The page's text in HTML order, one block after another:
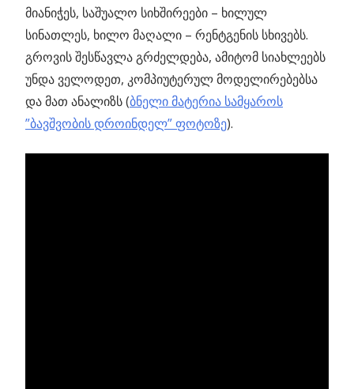
მიანიჭეს, საშუალო სიხშირეები – ხილულ
სინათლეს, ხილო მაღალი – რენტგენის სხივებს.
გროვის შესწავლა გრძელდება, ამიტომ სიახლეებს
უნდა ველოდეთ, კომპიუტერულ მოდელირებებსა
და მათ ანალიზს (ბნელი მატერია სამყაროს
”ბავშვობის დროინდელ” ფოტოზე).